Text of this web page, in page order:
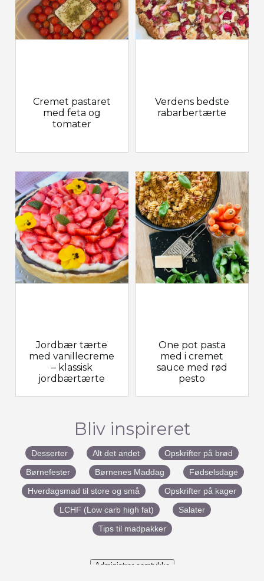
Cremet pastaret
med feta og
tomater
Jordbær tærte
med vanillecreme
– klassisk
jordbærtærte
Verdens bedste
rabarbertærte
One pot pasta
med i cremet
sauce med rød
pesto
Bliv inspireret
Desserter Alt det andet
Opskrifter på brød
Børnefester
Børnenes Maddag
Fødselsdage
Hverdagsmad til store og små
Opskrifter på kager
LCHF (Low carb high fat)
Salater
Tips til madpakker
Administrer samtykke